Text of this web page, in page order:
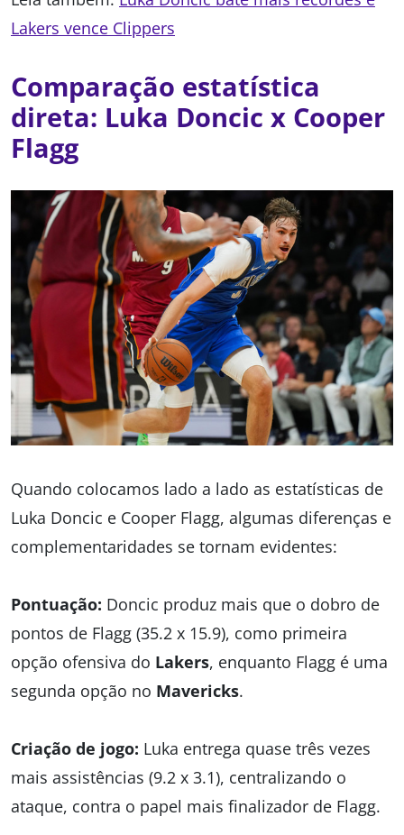
Lakers vence Clippers
Comparação estatística
direta: Luka Doncic x Cooper
Flagg
Quando colocamos lado a lado as estatísticas de
Luka Doncic e Cooper Flagg, algumas diferenças e
complementaridades se tornam evidentes:
Pontuação: Doncic produz mais que o dobro de
pontos de Flagg (35.2 x 15.9), como primeira
opção ofensiva do Lakers, enquanto Flagg é uma
segunda opção no Mavericks.
Criação de jogo: Luka entrega quase três vezes
mais assistências (9.2 x 3.1), centralizando o
ataque, contra o papel mais finalizador de Flagg.